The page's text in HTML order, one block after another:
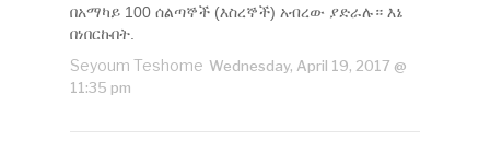
በአማካይ 100 ሰልጣኞች (እስረኞች) አብረው ያድራሉ። እኔ
በነበርኩበት.
Seyoum Teshome Wednesday, April 19, 2017 @
11:35 pm